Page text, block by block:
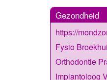
Gezondheid
https://
Fysio
Orthodontie
Implantoloog